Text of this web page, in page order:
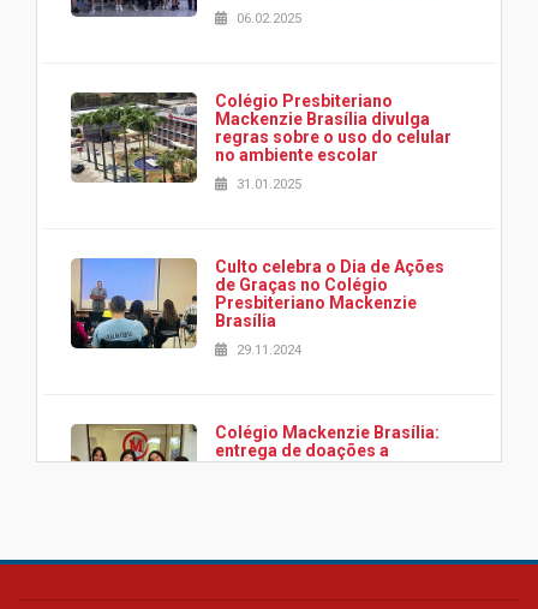
06.02.2025
Colégio Presbiteriano
Mackenzie Brasília divulga
regras sobre o uso do celular
no ambiente escolar
31.01.2025
Culto celebra o Dia de Ações
de Graças no Colégio
Presbiteriano Mackenzie
Brasília
29.11.2024
Colégio Mackenzie Brasília:
entrega de doações a
associação Viver da Cidade
Colégio Presbiteriano